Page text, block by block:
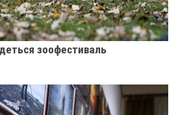
зоофестиваль